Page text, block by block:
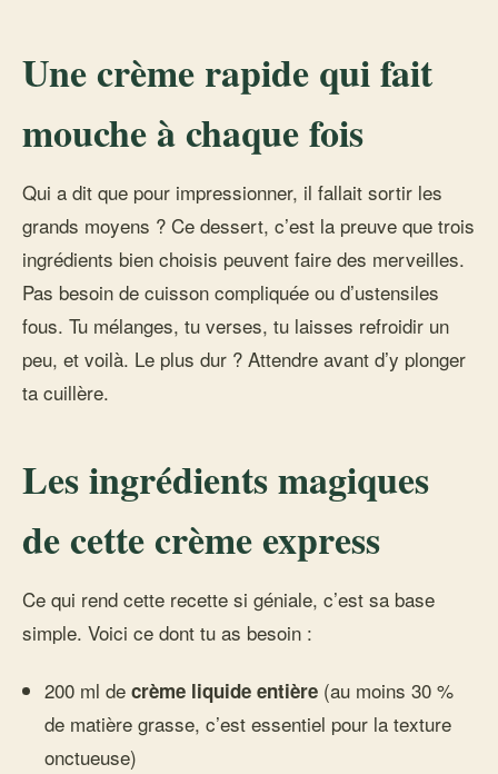
Une crème rapide qui fait
mouche à chaque fois
Qui a dit que pour impressionner, il fallait sortir les
grands moyens ? Ce dessert, c’est la preuve que trois
ingrédients bien choisis peuvent faire des merveilles.
Pas besoin de cuisson compliquée ou d’ustensiles
fous. Tu mélanges, tu verses, tu laisses refroidir un
peu, et voilà. Le plus dur ? Attendre avant d’y plonger
ta cuillère.
Les ingrédients magiques
de cette crème express
Ce qui rend cette recette si géniale, c’est sa base
simple. Voici ce dont tu as besoin :
200 ml decrème liquide entière (au moins 30 %
de matière grasse, c’est essentiel pour la texture
onctueuse)